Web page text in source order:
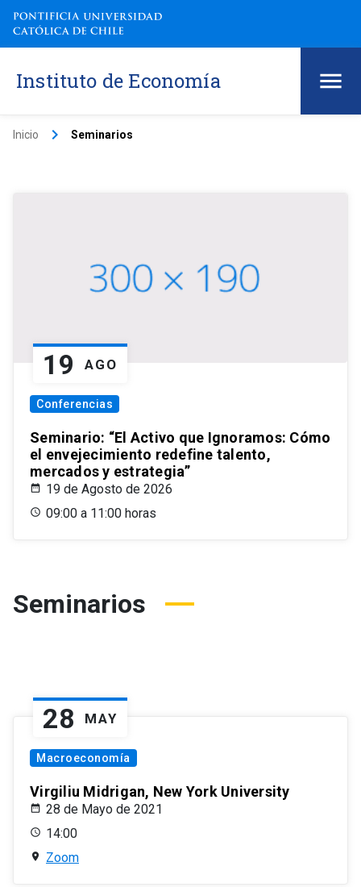
Instituto de Economía
Inicio keyboard_arrow_right Seminarios
19 AGO
Conferencias
Seminario: “El Activo que Ignoramos: Cómo
el envejecimiento redefine talento,
mercados y estrategia”
19 de Agosto de 2026
09:00 a 11:00 horas
Seminarios
28 MAY
Macroeconomía
Virgiliu Midrigan, New York University
28 de Mayo de 2021
14:00
Zoom